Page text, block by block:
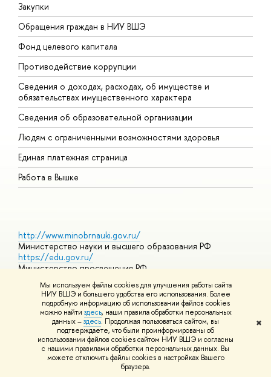
Мы используем файлы cookies для улучшения работы сайта
НИУ ВШЭ и большего удобства его использования. Более
подробную информацию об использовании файлов cookies
можно найти здесь, наши правила обработки персональных
данных –здесь. Продолжая пользоваться сайтом, вы
подтверждаете, что были проинформированы об
использовании файлов cookies сайтом НИУ ВШЭ и согласны
с нашими правилами обработки персональных данных. Вы
можете отключить файлы cookies в настройках Вашего
браузера.
✖
Закупки
Обращения граждан в НИУ ВШЭ
Фонд целевого капитала
Противодействие коррупции
Сведения о доходах, расходах, об имуществе и
обязательствах имущественного характера
Сведения об образовательной организации
Людям с ограниченными возможностями здоровья
Единая платежная страница
Работа в Вышке
http://www.minobrnauki.gov.ru/
Министерство науки и высшего образования РФ
https://edu.gov.ru/
Министерство просвещения РФ
https://elearning.hse.ru/mooc
Массовые открытые онлайн-курсы
© НИУ ВШЭ 1993–2026 Адреса и контактыУсловия
использования материалов Политика конфиденциальности
Шрифты HSE Sans и HSE Slab разработаны вШколе дизайна НИУ